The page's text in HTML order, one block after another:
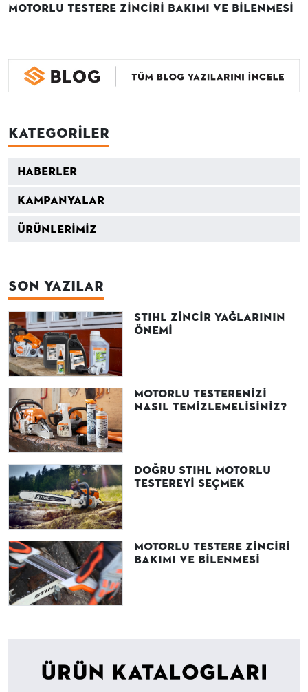
Motorlu Testere Zinciri Bakımı ve Bilenmesi
Kategoriler
Haberler
Kampanyalar
Ürünlerimiz
Son Yazılar
STIHL Zincir Yağlarının
Önemi
Motorlu Testerenizi
Nasıl Temizlemelisiniz?
Doğru STIHL Motorlu
Testereyi Seçmek
Motorlu Testere Zinciri
Bakımı ve Bilenmesi